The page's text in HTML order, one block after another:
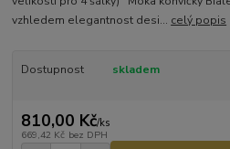
vzhledem elegantnost desi... celý popis
Dostupnost skladem
810,00 Kč/ks
669,42 Kč bez DPH